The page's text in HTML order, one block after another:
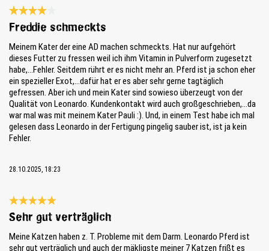
Bewertung mit 4 von 5 Sternen
Freddie schmeckts
Meinem Kater der eine AD machen schmeckts. Hat nur aufgehört
dieses Futter zu fressen weil ich ihm Vitamin in Pulverform zugesetzt
habe,...Fehler. Seitdem rührt er es nicht mehr an. Pferd ist ja schon eher
ein spezieller Exot,...dafür hat er es aber sehr gerne tagtäglich
gefressen. Aber ich und mein Kater sind sowieso überzeugt von der
Qualität von Leonardo. Kundenkontakt wird auch großgeschrieben,...da
war mal was mit meinem Kater Pauli :). Und, in einem Test habe ich mal
gelesen dass Leonardo in der Fertigung pingelig sauber ist, ist ja kein
Fehler.
28.10.2025, 18:23
Bewertung mit 5 von 5 Sternen
Sehr gut verträglich
Meine Katzen haben z. T. Probleme mit dem Darm. Leonardo Pferd ist
sehr gut verträglich und auch der mäkligste meiner 7 Katzen frißt es